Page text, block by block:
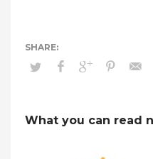
What you can read